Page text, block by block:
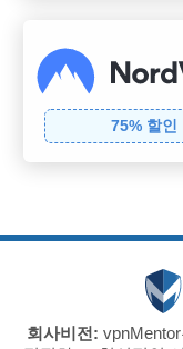
75% 할인
회사비전: